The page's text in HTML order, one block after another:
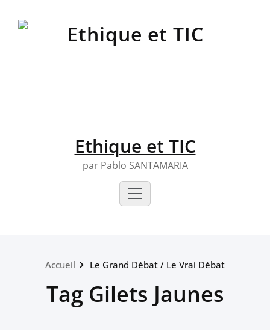
Ethique et TIC
par Pablo SANTAMARIA
Accueil Le Grand Débat / Le Vrai Débat
Tag Gilets Jaunes